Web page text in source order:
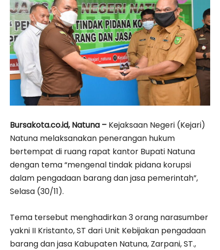
Bursakota.co.id, Natuna – Kejaksaan Negeri (Kejari)
Natuna melaksanakan penerangan hukum
bertempat di ruang rapat kantor Bupati Natuna
dengan tema “mengenal tindak pidana korupsi
dalam pengadaan barang dan jasa pemerintah”,
Selasa (30/11).
Tema tersebut menghadirkan 3 orang narasumber
yakni II Kristanto, ST dari Unit Kebijakan pengadaan
barang dan jasa Kabupaten Natuna, Zarpani, ST.,